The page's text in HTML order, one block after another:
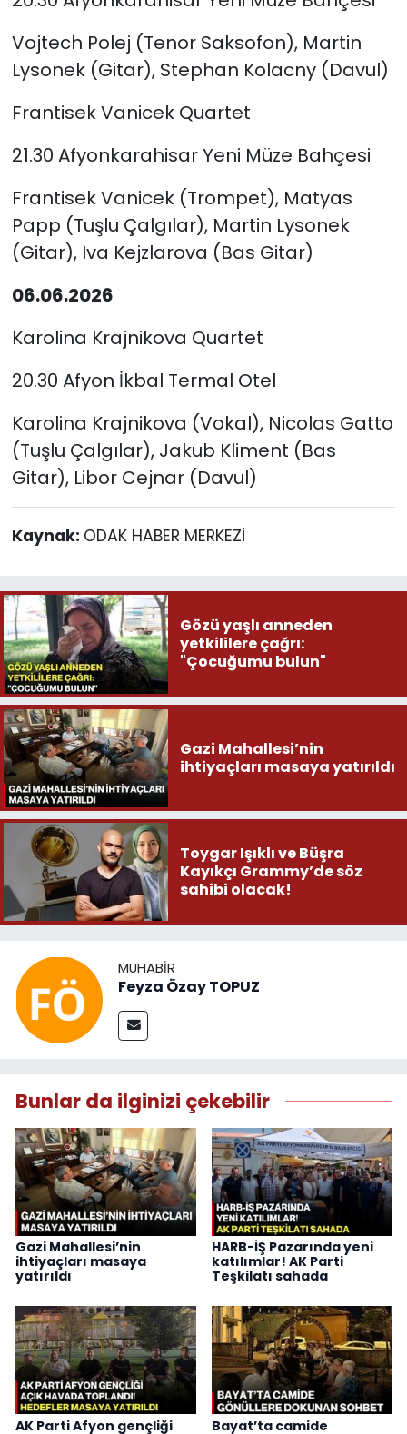
Vojtech Polej (Tenor Saksofon), Martin
Lysonek (Gitar), Stephan Kolacny (Davul)
Frantisek Vanicek Quartet
21.30 Afyonkarahisar Yeni Müze Bahçesi
Frantisek Vanicek (Trompet), Matyas
Papp (Tuşlu Çalgılar), Martin Lysonek
(Gitar), Iva Kejzlarova (Bas Gitar)
06.06.2026
Karolina Krajnikova Quartet
20.30 Afyon İkbal Termal Otel
Karolina Krajnikova (Vokal), Nicolas Gatto
(Tuşlu Çalgılar), Jakub Kliment (Bas
Gitar), Libor Cejnar (Davul)
Kaynak: ODAK HABER MERKEZİ
Gözü yaşlı anneden
yetkililere çağrı:
"Çocuğumu bulun"
Gazi Mahallesi’nin
ihtiyaçları masaya yatırıldı
Toygar Işıklı ve Büşra
Kayıkçı Grammy’de söz
sahibi olacak!
MUHABIR
Feyza Özay TOPUZ
Bunlar da ilginizi çekebilir
Gazi Mahallesi’nin
ihtiyaçları masaya
yatırıldı
HARB-İŞ Pazarında yeni
katılımlar! AK Parti
Teşkilatı sahada
AK Parti Afyon gençliği
Bayat’ta camide